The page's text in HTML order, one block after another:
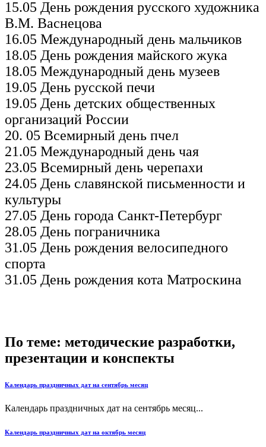
15.05 День рождения русского художника
В.М. Васнецова
16.05 Международный день мальчиков
18.05 День рождения майского жука
18.05 Международный день музеев
19.05 День русской печи
19.05 День детских общественных
организаций России
20. 05 Всемирный день пчел
21.05 Международный день чая
23.05 Всемирный день черепахи
24.05 День славянской письменности и
культуры
27.05 День города Санкт-Петербург
28.05 День пограничника
31.05 День рождения велосипедного
спорта
31.05 День рождения кота Матроскина
По теме: методические разработки,
презентации и конспекты
Календарь праздничных дат на сентябрь месяц
Календарь праздничных дат на сентябрь месяц...
Календарь праздничных дат на октябрь месяц